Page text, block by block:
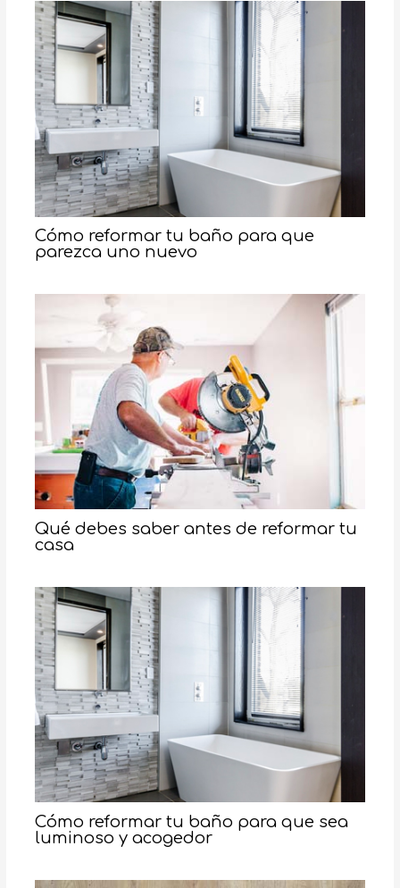
Cómo reformar tu baño para que
parezca uno nuevo
Qué debes saber antes de reformar tu
casa
Cómo reformar tu baño para que sea
luminoso y acogedor